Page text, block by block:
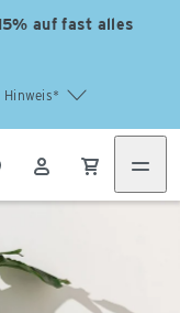
auf fast alles
Hinweis*